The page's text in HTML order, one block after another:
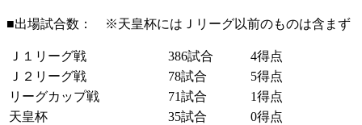
■出場試合数： ※天皇杯にはＪリーグ以前のものは含まず
Ｊ１リーグ戦 386試合
4得点
Ｊ２リーグ戦
78試合
5得点
リーグカップ戦
71試合
1得点
天皇杯
35試合
0得点